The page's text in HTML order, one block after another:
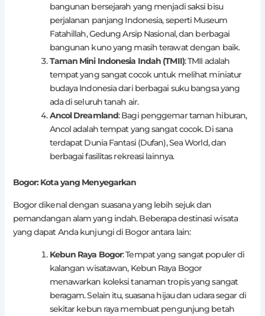
bangunan bersejarah yang menjadi saksi bisu
perjalanan panjang Indonesia, seperti Museum
Fatahillah, Gedung Arsip Nasional, dan berbagai
bangunan kuno yang masih terawat dengan baik.
Taman Mini Indonesia Indah (TMII): TMII adalah
tempat yang sangat cocok untuk melihat miniatur
budaya Indonesia dari berbagai suku bangsa yang
ada di seluruh tanah air.
Ancol Dreamland: Bagi penggemar taman hiburan,
Ancol adalah tempat yang sangat cocok. Di sana
terdapat Dunia Fantasi (Dufan), Sea World, dan
berbagai fasilitas rekreasi lainnya.
Bogor: Kota yang Menyegarkan
Bogor dikenal dengan suasana yang lebih sejuk dan
pemandangan alam yang indah. Beberapa destinasi wisata
yang dapat Anda kunjungi di Bogor antara lain:
Kebun Raya Bogor: Tempat yang sangat populer di
kalangan wisatawan, Kebun Raya Bogor
menawarkan koleksi tanaman tropis yang sangat
beragam. Selain itu, suasana hijau dan udara segar di
sekitar kebun raya membuat pengunjung betah